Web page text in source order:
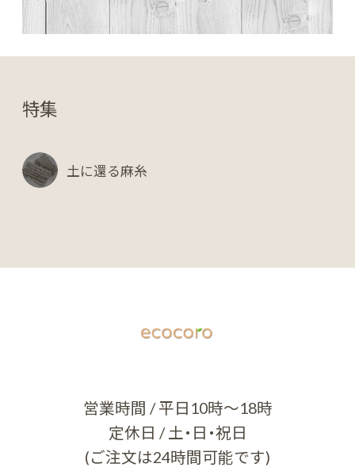
特集
土に還る麻糸
営業時間 / 平日10時～18時
定休日 / 土・日・祝日
(ご注文は24時間可能です)